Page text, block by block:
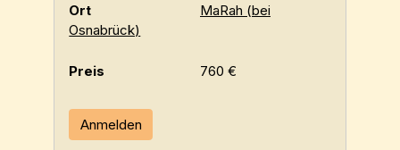
MaRah (bei
Osnabrück)
760 €
Anmelden